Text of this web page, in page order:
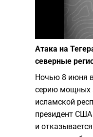
Атака на
северные
Ночью 8 июня
серию мощных
исламской
президент
и